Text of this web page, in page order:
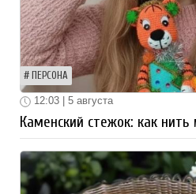
ПЕРСОНА
12:03 | 5 августа
Каменский стежок: как